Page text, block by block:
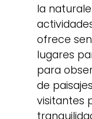
la
ofrece
lugares
para
de
visitantes